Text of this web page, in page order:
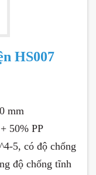
HS007
mm
50% PP
5, có độ chống
độ chống tĩnh